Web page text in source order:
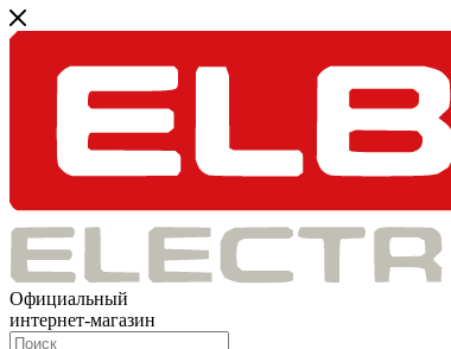
Официальный
интернет-магазин